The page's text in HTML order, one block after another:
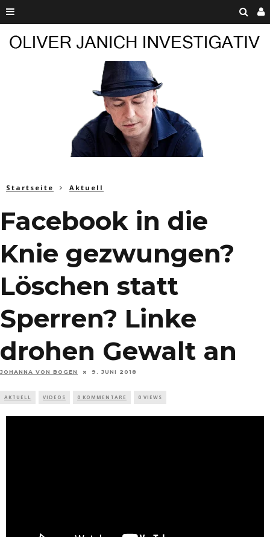
Startseite Aktuell
Facebook in die
Knie gezwungen?
Löschen statt
Sperren? Linke
drohen Gewalt an
JOHANNA VON BOGEN 9. JUNI 2018
AKTUELL VIDEOS 0 KOMMENTARE 0 VIEWS